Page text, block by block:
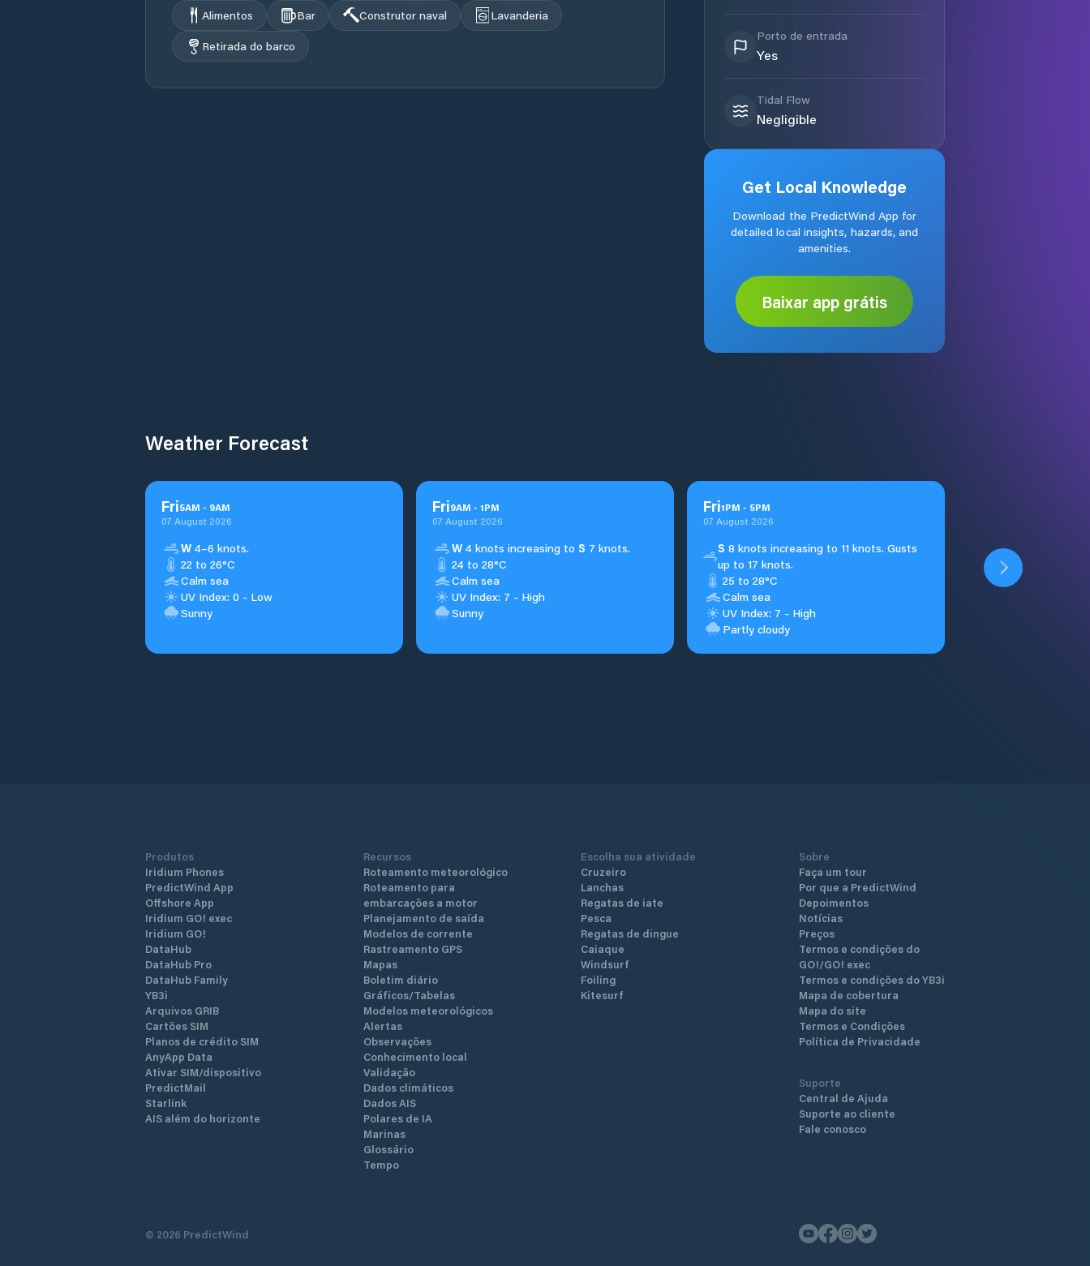
Alimentos
Bar Construtor naval
Lavanderia
Retirada do barco
Porto de entrada
Yes
Tidal Flow
Negligible
Get Local Knowledge
Download the PredictWind App for
detailed local insights, hazards, and
amenities.
Baixar app grátis
Weather Forecast
Fri5AM - 9AM
07 August 2026
W 4–6 knots.
22 to 26°C
Calm sea
UV Index: 0 - Low
Sunny
Fri9AM - 1PM
07 August 2026
W 4 knots increasing to S 7 knots.
24 to 28°C
Calm sea
UV Index: 7 - High
Sunny
Fri1PM - 5PM
07 August 2026
S 8 knots increasing to 11 knots. Gusts
up to 17 knots.
25 to 28°C
Calm sea
UV Index: 7 - High
Partly cloudy
Produtos
Iridium Phones
PredictWind App
Offshore App
Iridium GO! exec
Iridium GO!
DataHub
DataHub Pro
DataHub Family
YB3i
Arquivos GRIB
Cartões SIM
Planos de crédito SIM
AnyApp Data
Ativar SIM/dispositivo
PredictMail
Starlink
AIS além do horizonte
Recursos
Roteamento meteorológico
Roteamento para
embarcações a motor
Planejamento de saída
Modelos de corrente
Rastreamento GPS
Mapas
Boletim diário
Gráficos/Tabelas
Modelos meteorológicos
Alertas
Observações
Conhecimento local
Validação
Dados climáticos
Dados AIS
Polares de IA
Marinas
Glossário
Tempo
Escolha sua atividade
Cruzeiro
Lanchas
Regatas de iate
Pesca
Regatas de dingue
Caiaque
Windsurf
Foiling
Kitesurf
Sobre
Faça um tour
Por que a PredictWind
Depoimentos
Notícias
Preços
Termos e condições do
GO!/GO! exec
Termos e condições do YB3i
Mapa de cobertura
Mapa do site
Termos e Condições
Política de Privacidade
Suporte
Central de Ajuda
Suporte ao cliente
Fale conosco
© 2026 PredictWind